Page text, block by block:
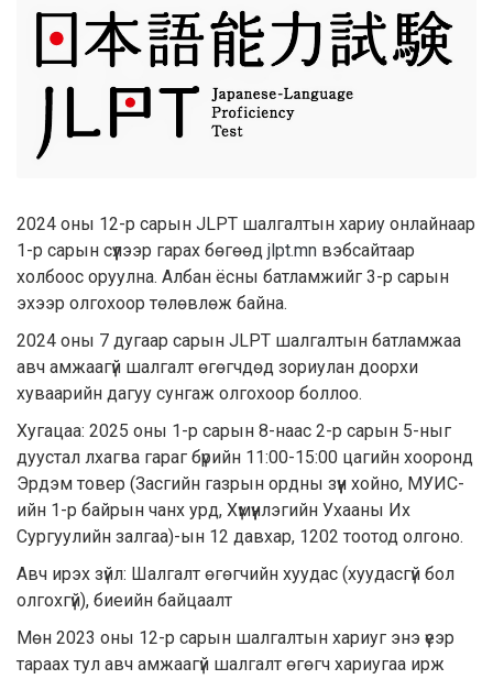
2024 оны 12-р сарын JLPT шалгалтын хариу онлайнаар
1-р сарын сүүлээр гарах бөгөөд jlpt.mn вэбсайтаар
холбоос оруулна. Албан ёсны батламжийг 3-р сарын
эхээр олгохоор төлөвлөж байна.
2024 оны 7 дугаар сарын JLPT шалгалтын батламжаа
авч амжаагүй шалгалт өгөгчдөд зориулан доорхи
хуваарийн дагуу сунгаж олгохоор боллоо.
Хугацаа: 2025 оны 1-р сарын 8-наас 2-р сарын 5-ныг
дуустал лхагва гараг бүрийн 11:00-15:00 цагийн хооронд
Эрдэм товер (Засгийн газрын ордны зүүн хойно, МУИС-
ийн 1-р байрын чанх урд, Хүмүүнлэгийн Ухааны Их
Сургуулийн залгаа)-ын 12 давхар, 1202 тоотод олгоно.
Авч ирэх зүйл: Шалгалт өгөгчийн хуудас (хуудасгүй бол
олгохгүй), биеийн байцаалт
Мөн 2023 оны 12-р сарын шалгалтын хариуг энэ үеэр
тараах тул авч амжаагүй шалгалт өгөгч хариугаа ирж